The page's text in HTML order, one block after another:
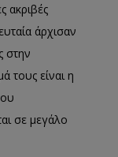
ακριβές
άρχισαν
στην
τους είναι η
σε μεγάλο